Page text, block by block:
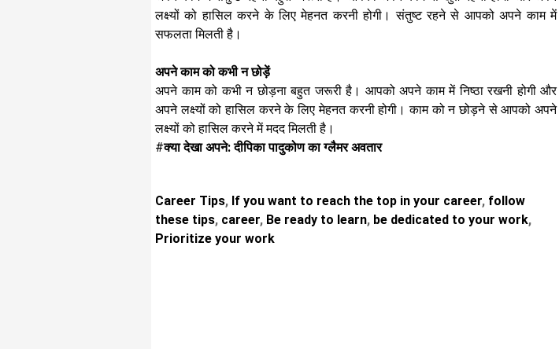
लक्ष्यों को हासिल करने के लिए मेहनत करनी होगी। संतुष्ट रहने से आपको अपने काम में
सफलता मिलती है।
अपने काम को कभी न छोड़ें
अपने काम को कभी न छोड़ना बहुत जरूरी है। आपको अपने काम में निष्ठा रखनी होगी और
अपने लक्ष्यों को हासिल करने के लिए मेहनत करनी होगी। काम को न छोड़ने से आपको अपने
लक्ष्यों को हासिल करने में मदद मिलती है।
#क्या देखा अपने: दीपिका पादुकोण का ग्लैमर अवतार
Career Tips, If you want to reach the top in your career, follow
these tips, career, Be ready to learn, be dedicated to your work,
Prioritize your work